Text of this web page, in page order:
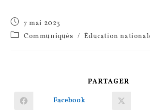
Publication
publiée :
7 mai 2023
PostCommuniqués / Éducation
PARTAGER
Ouvrir
Facebook